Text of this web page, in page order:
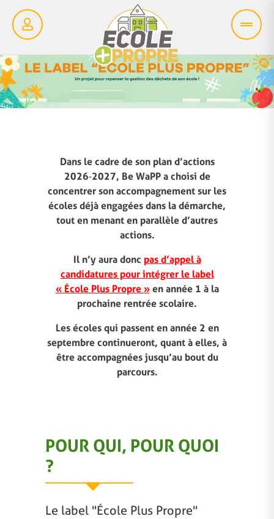
Dans le cadre de son plan d’actions
2026‑2027, Be WaPP a choisi de
concentrer son accompagnement sur les
écoles déjà engagées dans la démarche,
tout en menant en parallèle d’autres
actions.
Il n’y aura donc pas d’appel à
candidatures pour intégrer le label
« École Plus Propre »en année 1 à la
prochaine rentrée scolaire.
Les écoles qui passent en année 2 en
septembre continueront, quant à elles, à
être accompagnées jusqu’au bout du
parcours.
POUR QUI, POUR QUOI
?
Le label "École Plus Propre"